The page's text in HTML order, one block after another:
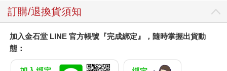
訂購/退換貨須知
加入金石堂 LINE 官方帳號『完成綁定』，隨時掌握出貨動
態：